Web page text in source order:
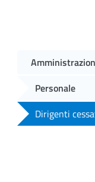
Personale
Dirigenti